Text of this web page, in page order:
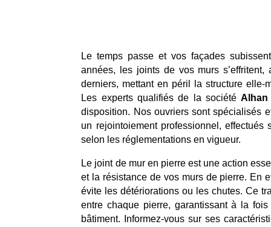
Le temps passe et vos façades
années, les joints de vos murs s’effritent,
derniers, mettant en péril la structure elle-
Les experts qualifiés de la sociétéAlhan
disposition. Nos ouvriers sont spécialisés
un rejointoiement professionnel, effectués
selon les réglementations en vigueur.
Le joint de mur en pierre est une action
et la résistance de vos murs de pierre. En
évite les détériorations ou les chutes. Ce
entre chaque pierre, garantissant à la
bâtiment. Informez-vous sur ses